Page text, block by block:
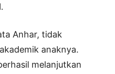
Anhar, tidak
anaknya.
melanjutkan